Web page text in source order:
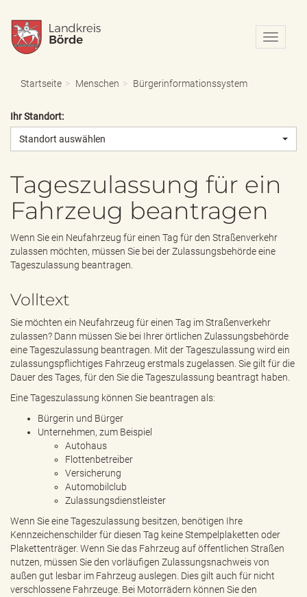
N
a
o
a
u
d
e
n
Startseite Menschen Bürgerinformationssystem
Ihr Standort:
Standort auswählen
Tageszulassung für ein
Fahrzeug beantragen
Wenn Sie ein Neufahrzeug für einen Tag für den Straßenverkehr
zulassen möchten, müssen Sie bei der Zulassungsbehörde eine
Tageszulassung beantragen.
Volltext
Sie möchten ein Neufahrzeug für einen Tag im Straßenverkehr
zulassen? Dann müssen Sie bei Ihrer örtlichen Zulassungsbehörde
eine Tageszulassung beantragen. Mit der Tageszulassung wird ein
zulassungspflichtiges Fahrzeug erstmals zugelassen. Sie gilt für die
Dauer des Tages, für den Sie die Tageszulassung beantragt haben.
Eine Tageszulassung können Sie beantragen als:
Bürgerin und Bürger
Unternehmen, zum Beispiel
Autohaus
Flottenbetreiber
Versicherung
Automobilclub
Zulassungsdienstleister
Wenn Sie eine Tageszulassung besitzen, benötigen Ihre
Kennzeichenschilder für diesen Tag keine Stempelplaketten oder
Plakettenträger. Wenn Sie das Fahrzeug auf öffentlichen Straßen
nutzen, müssen Sie den vorläufigen Zulassungsnachweis von
außen gut lesbar im Fahrzeug auslegen. Dies gilt auch für nicht
verschlossene Fahrzeuge. Bei Motorrädern können Sie den